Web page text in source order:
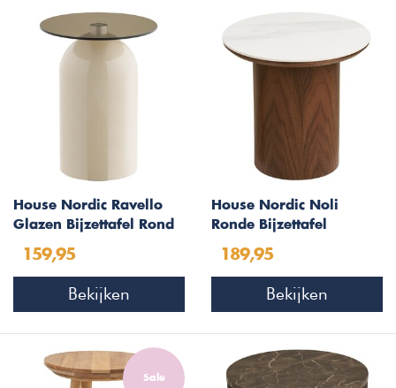
House Nordic Ravello
Glazen Bijzettafel Rond
159,95
Bekijken
House Nordic Noli
Ronde Bijzettafel
189,95
Bekijken
Sale